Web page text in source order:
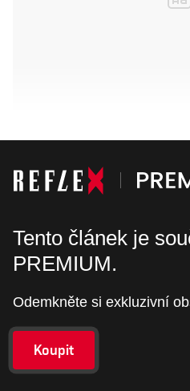
Tento článek je
PREMIUM.
Odemkněte si exkluzivní
Koupit